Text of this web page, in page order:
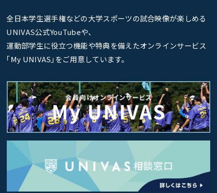
全日本学生選手権などの大学スポーツの試合映像が楽しめる
UNIVAS公式YouTubeや、
運動部学生に役立つ機能や特典を備えたオンラインサービス
｢My UNIVAS｣をご用意しています。